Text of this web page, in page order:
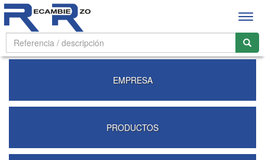
Abrir
EMPRESA
PRODUCTOS